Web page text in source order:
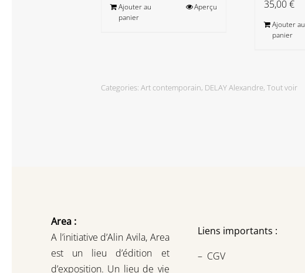
Ajouter au
panier
Aperçu 35,00€
Ajouter au
panier
Categories: Art contemporain, DELAY Alexandre, Tout voir
Area :
A l’initiative d’Alin Avila, Area
est un lieu d’édition et
d’exposition. Un lieu de vie
Liens importants :
– CGV